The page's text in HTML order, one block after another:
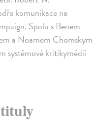
komunikace na
Spolu s Benem
a Noamem Chomskym
systémové kritikymédií